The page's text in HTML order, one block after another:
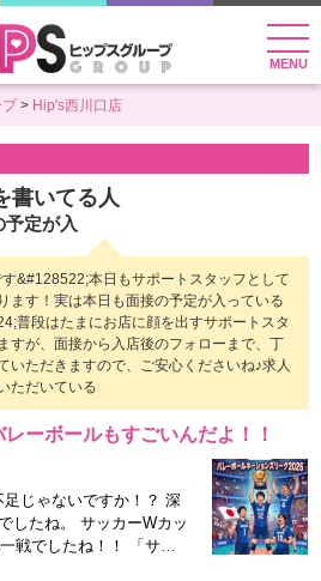
MENU
プ Hip's西川口店
書いてる人
定が入
&#128522;本日もサポートスタッフとして
ます！実は本日も面接の予定が入っている
普段はたまにお店に顔を出すサポートスタ
すが、面接から入店後のフォローまで、丁
いただきますので、ご安心くださいね♪求人
ただいている
ーボールもすごいんだよ！！
じゃないですか！？ 深
したね。 サッカーWカッ